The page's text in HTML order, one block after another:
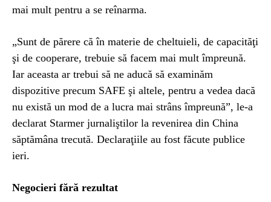
mai mult pentru a se reînarma.
„Sunt de părere că în materie de cheltuieli, de capacităţi
şi de cooperare, trebuie să facem mai mult împreună.
Iar aceasta ar trebui să ne aducă să examinăm
dispozitive precum SAFE şi altele, pentru a vedea dacă
nu există un mod de a lucra mai strâns împreună”, le-a
declarat Starmer jurnaliştilor la revenirea din China
săptămâna trecută. Declaraţiile au fost făcute publice
ieri.
Negocieri fără rezultat